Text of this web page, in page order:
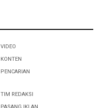
VIDEO
KONTEN
PENCARIAN
TIM REDAKSI